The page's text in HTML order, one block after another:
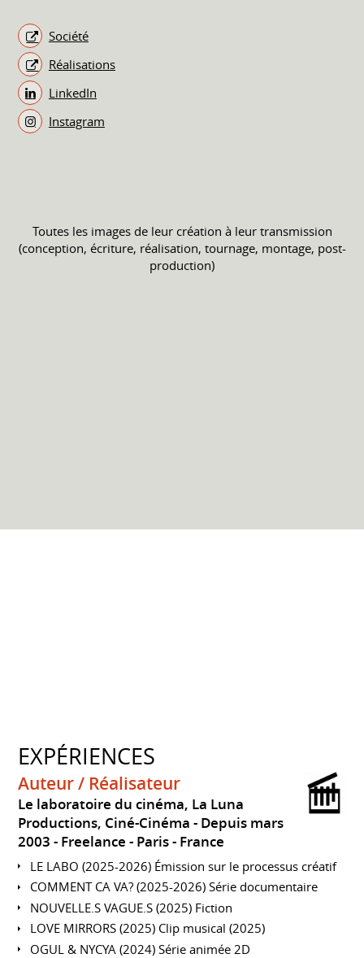
Société
Réalisations
LinkedIn
Instagram
Toutes les images de leur création à leur transmission
(conception, écriture, réalisation, tournage, montage, post-
production)
EXPÉRIENCES
Auteur / Réalisateur
Le laboratoire du cinéma, La Luna
Productions, Ciné-Cinéma
Depuis mars
2003 Freelance Paris France
LE LABO (2025-2026) Émission sur le processus créatif
COMMENT CA VA? (2025-2026) Série documentaire
NOUVELLE.S VAGUE.S (2025) Fiction
LOVE MIRRORS (2025) Clip musical (2025)
OGUL & NYCYA (2024) Série animée 2D